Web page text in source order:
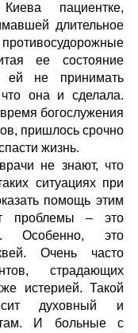
пациентке,
длительное
ее состояние
ей не принимать
она и сделала.
богослужения
пришлось срочно
жизнь.
не знают, что
ситуациях при
помощь этим
проблемы – это
Особенно, это
Очень часто
страдающих
истерией. Такой
духовный и
И больные с